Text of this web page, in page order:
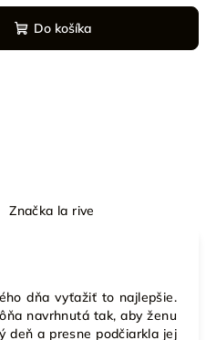
Do košíka
Značka la rive
dňa vyťažiť to najlepšie.
navrhnutá tak, aby ženu
deň a presne podčiarkla jej